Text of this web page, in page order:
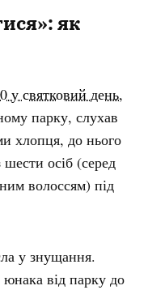
як
у святковий день,
парку, слухав
хлопця, до нього
осіб (серед
волоссям) під
у знущання.
юнака від парку до